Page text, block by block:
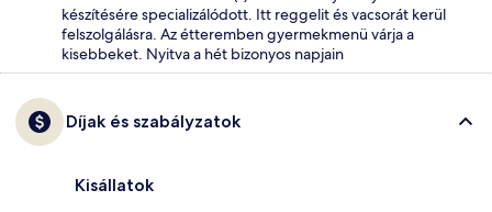
készítésére specializálódott. Itt reggelit és vacsorát kerül
felszolgálásra. Az étteremben gyermekmenü várja a
kisebbeket. Nyitva a hét bizonyos napjain
Díjak és szabályzatok
Kisállatok